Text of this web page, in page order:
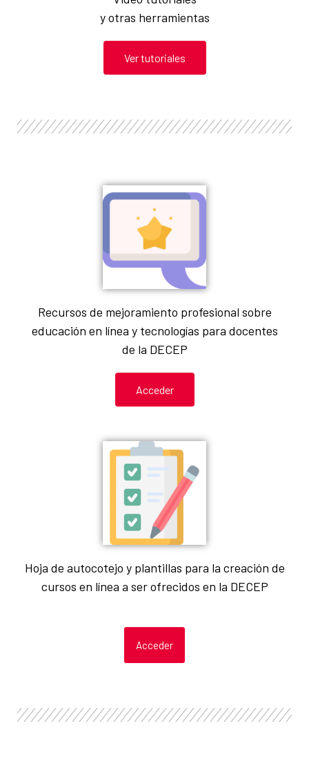
y otras herramientas
Ver tutoriales
Recursos de mejoramiento profesional sobre
educación en línea y tecnologías para docentes
de la DECEP
Acceder
Hoja de autocotejo y plantillas para la creación de
cursos en línea a ser ofrecidos en la DECEP
Acceder